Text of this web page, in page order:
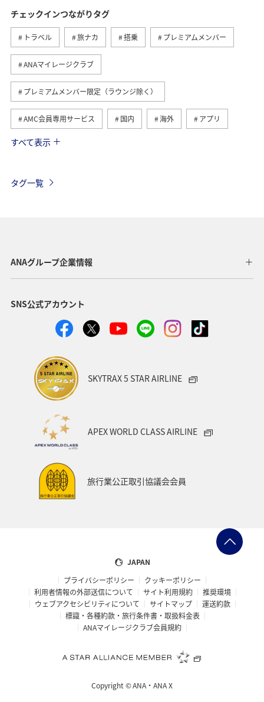
チェックインつながりタグ
トラベル 旅ナカ 搭乗 プレミアムメンバー
ANAマイレージクラブ
プレミアムメンバー限定（ラウンジ除く）
AMC会員専用サービス 国内 海外 アプリ
旅マエ
すべて表示
タグ一覧
ANAグループ企業情報
SNS公式アカウント
SKYTRAX 5 STAR AIRLINE
APEX WORLD CLASS AIRLINE
旅行業公正取引協議会会員
JAPAN
プライバシーポリシー
クッキーポリシー
利用者情報の外部送信について
サイト利用規約
推奨環境
ウェブアクセシビリティについて
サイトマップ
運送約款
標識・各種約款・旅行条件書・取扱料金表
ANAマイレージクラブ会員規約
Copyright ©ANA・ANA X